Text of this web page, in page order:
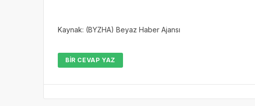
Kaynak: (BYZHA) Beyaz Haber Ajansı
BIR CEVAP YAZ